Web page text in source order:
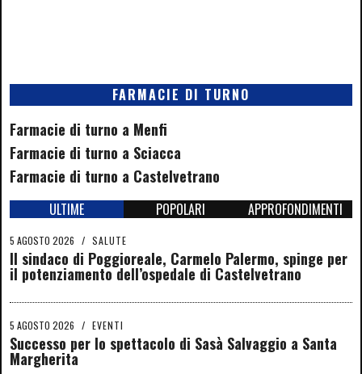
FARMACIE DI TURNO
Farmacie di turno a Menfi
Farmacie di turno a Sciacca
Farmacie di turno a Castelvetrano
ULTIME POPOLARI APPROFONDIMENTI
5 AGOSTO 2026 / SALUTE
Il sindaco di Poggioreale, Carmelo Palermo, spinge per
il potenziamento dell’ospedale di Castelvetrano
5 AGOSTO 2026 / EVENTI
Successo per lo spettacolo di Sasà Salvaggio a Santa
Margherita